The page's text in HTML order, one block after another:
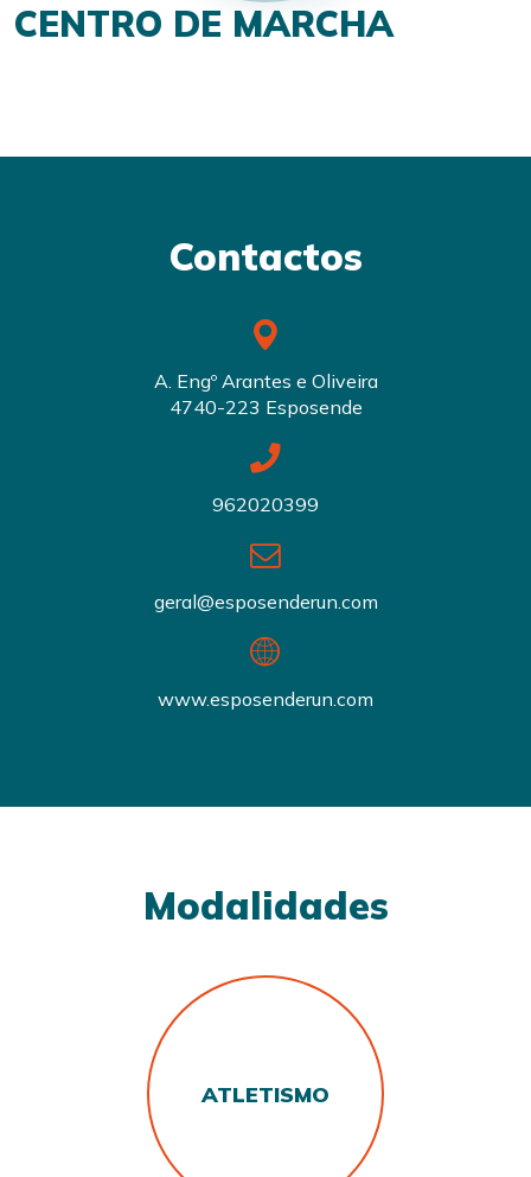
CENTRO DE MARCHA
Contactos
A. Engº Arantes e Oliveira
4740-223 Esposende
962020399
geral@esposenderun.com
www.esposenderun.com
Modalidades
ATLETISMO